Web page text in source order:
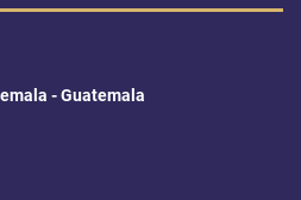
- Guatemala